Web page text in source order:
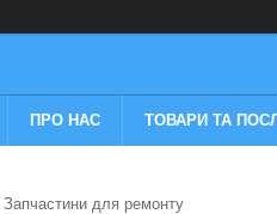
ПРО НАС ТОВАРИ ТА
Запчастини для ремонту